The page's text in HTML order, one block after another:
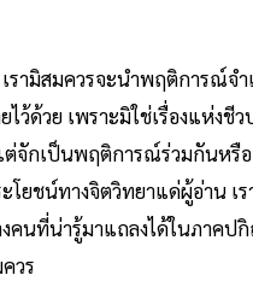
รามิสมควรจะนำพฤติการณ์จำ
ไว้ด้วย เพราะมิใช่เรื่องแห่งชี
ต่จักเป็นพฤติการณ์ร่วมกันหรื
โยชน์ทางจิตวิทยาแด่ผู้อ่าน เร
คนที่น่ารู้มาแถลงได้ในภาคป
วร